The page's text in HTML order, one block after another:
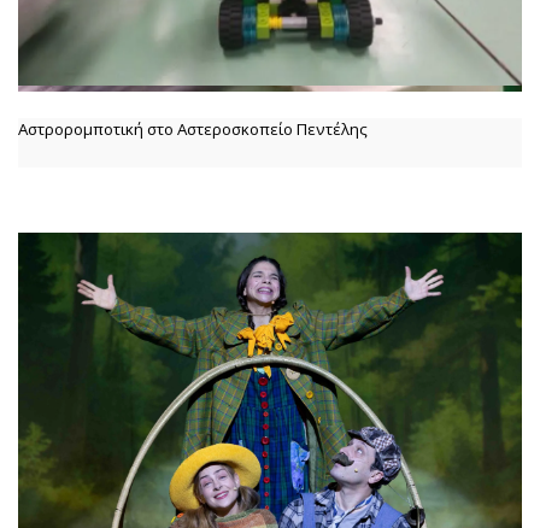
Αστρορομποτική στο Αστεροσκοπείο Πεντέλης